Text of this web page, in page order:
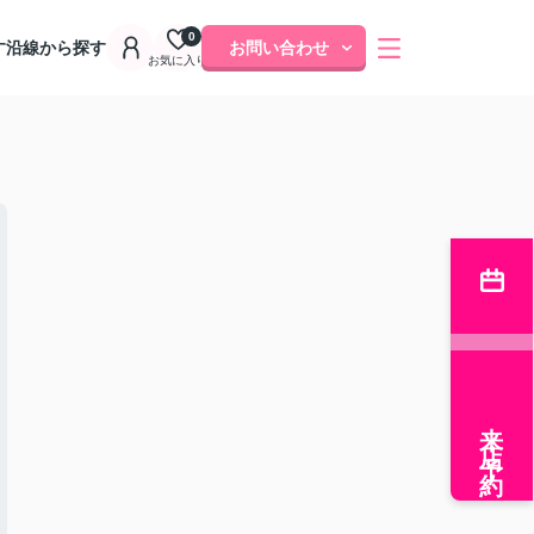
沿線から探す
お気に入り
0
お問い合わせ
来店予約